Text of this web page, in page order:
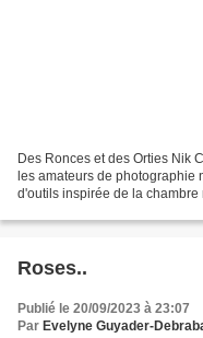
Des Ronces et des Orties Nik
les amateurs de photographie
d'outils inspirée de la
Roses..
Publié le 20/09/2023 à 23:07
Par Evelyne Guyader-